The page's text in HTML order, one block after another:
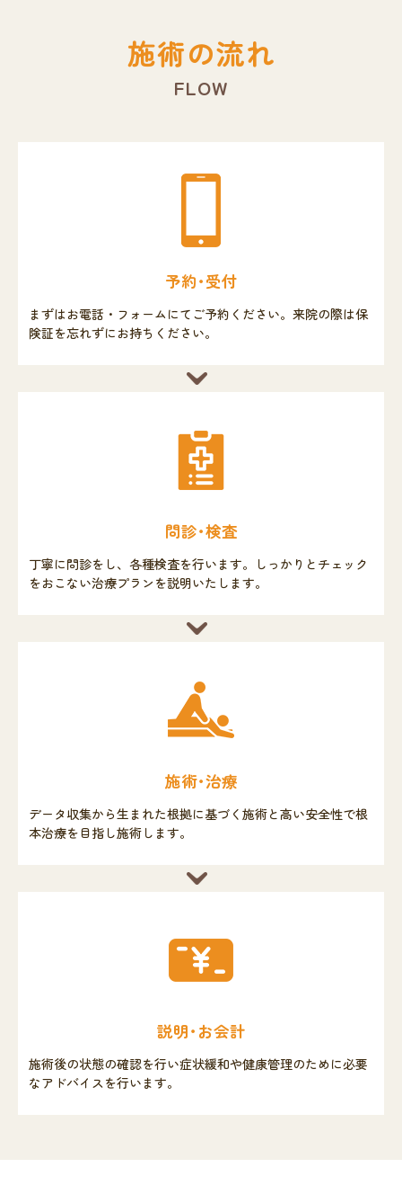
施術の流れ
FLOW
予約･受付
まずはお電話・フォームにてご予約ください。来院の際は保
険証を忘れずにお持ちください。
問診･検査
丁寧に問診をし、各種検査を行います。しっかりとチェック
をおこない治療プランを説明いたします。
施術･治療
データ収集から生まれた根拠に基づく施術と高い安全性で根
本治療を目指し施術します。
説明･お会計
施術後の状態の確認を行い症状緩和や健康管理のために必要
なアドバイスを行います。